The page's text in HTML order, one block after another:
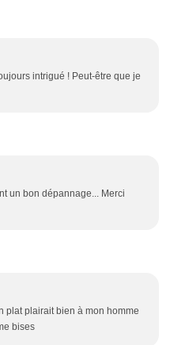
intrigué ! Peut-être que je
un bon dépannage... Merci
plat plairait bien à mon homme
bises